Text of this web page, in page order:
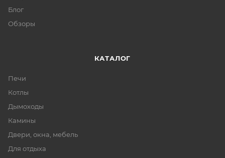
Блог
Обзоры
КАТАЛОГ
Печи
Котлы
Дымоходы
Камины
Двери, окна, мебель
Для отдыха